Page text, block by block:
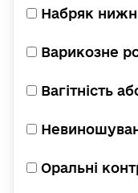
Набряк
Варикозне
Вагітність
Оральні